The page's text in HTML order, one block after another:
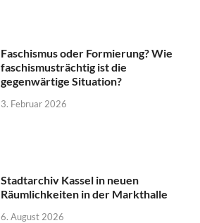
Faschismus oder Formierung? Wie
faschismusträchtig ist die
gegenwärtige Situation?
3. Februar 2026
Stadtarchiv Kassel in neuen
Räumlichkeiten in der Markthalle
6. August 2026